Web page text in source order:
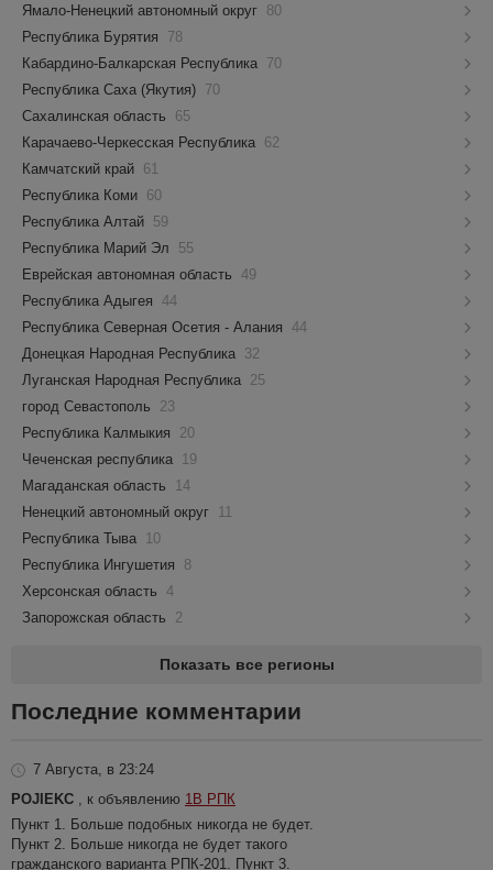
Ямало-Ненецкий автономный округ 80
Республика Бурятия
78
Кабардино-Балкарская Республика 70
Республика Саха (Якутия) 70
Сахалинская область
65
Карачаево-Черкесская Республика 62
Камчатский край 61
Республика Коми 60
Республика Алтай 59
Республика Марий Эл
55
Еврейская автономная область 49
Республика Адыгея 44
Республика Северная Осетия - Алания 44
Донецкая Народная Республика 32
Луганская Народная Республика 25
город Севастополь
23
Республика Калмыкия
20
Чеченская республика
19
Магаданская область
14
Ненецкий автономный округ
11
Республика Тыва
10
Республика Ингушетия
8
Херсонская область 4
Запорожская область
2
Показать все регионы
Последние комментарии
7 Августа, в 23:24
POJIEKC , к объявлению 1В РПК
Пункт 1. Больше подобных никогда не будет.
Пункт 2. Больше никогда не будет такого
гражданского варианта РПК-201. Пункт 3.